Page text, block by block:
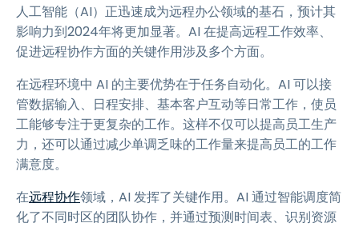
人工智能（AI）正迅速成为远程办公领域的基石，预计其
影响力到2024年将更加显著。AI 在提高远程工作效率、
促进远程协作方面的关键作用涉及多个方面。
在远程环境中 AI 的主要优势在于任务自动化。AI 可以接
管数据输入、日程安排、基本客户互动等日常工作，使员
工能够专注于更复杂的工作。这样不仅可以提高员工生产
力，还可以通过减少单调乏味的工作量来提高员工的工作
满意度。
在远程协作领域，AI 发挥了关键作用。AI 通过智能调度简
化了不同时区的团队协作，并通过预测时间表、识别资源